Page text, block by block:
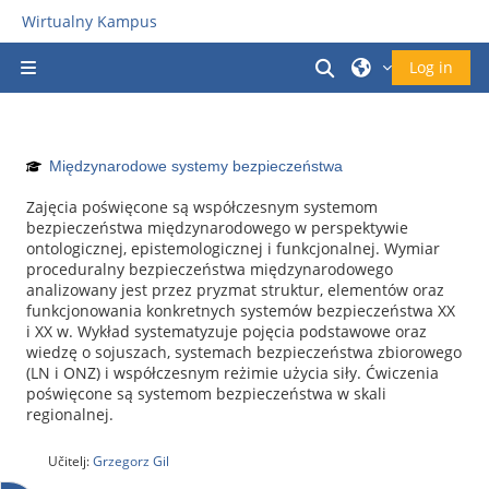
Preskoči na glavno vsebino
Wirtualny Kampus
Preklopi iskalni
Log in
Międzynarodowe systemy bezpieczeństwa
Zajęcia poświęcone są współczesnym systemom
bezpieczeństwa międzynarodowego w perspektywie
ontologicznej, epistemologicznej i funkcjonalnej. Wymiar
proceduralny bezpieczeństwa międzynarodowego
analizowany jest przez pryzmat struktur, elementów oraz
funkcjonowania konkretnych systemów bezpieczeństwa XX
i XX w. Wykład systematyzuje pojęcia podstawowe oraz
wiedzę o sojuszach, systemach bezpieczeństwa zbiorowego
(LN i ONZ) i współczesnym reżimie użycia siły. Ćwiczenia
poświęcone są systemom bezpieczeństwa w skali
regionalnej.
Učitelj:Grzegorz Gil